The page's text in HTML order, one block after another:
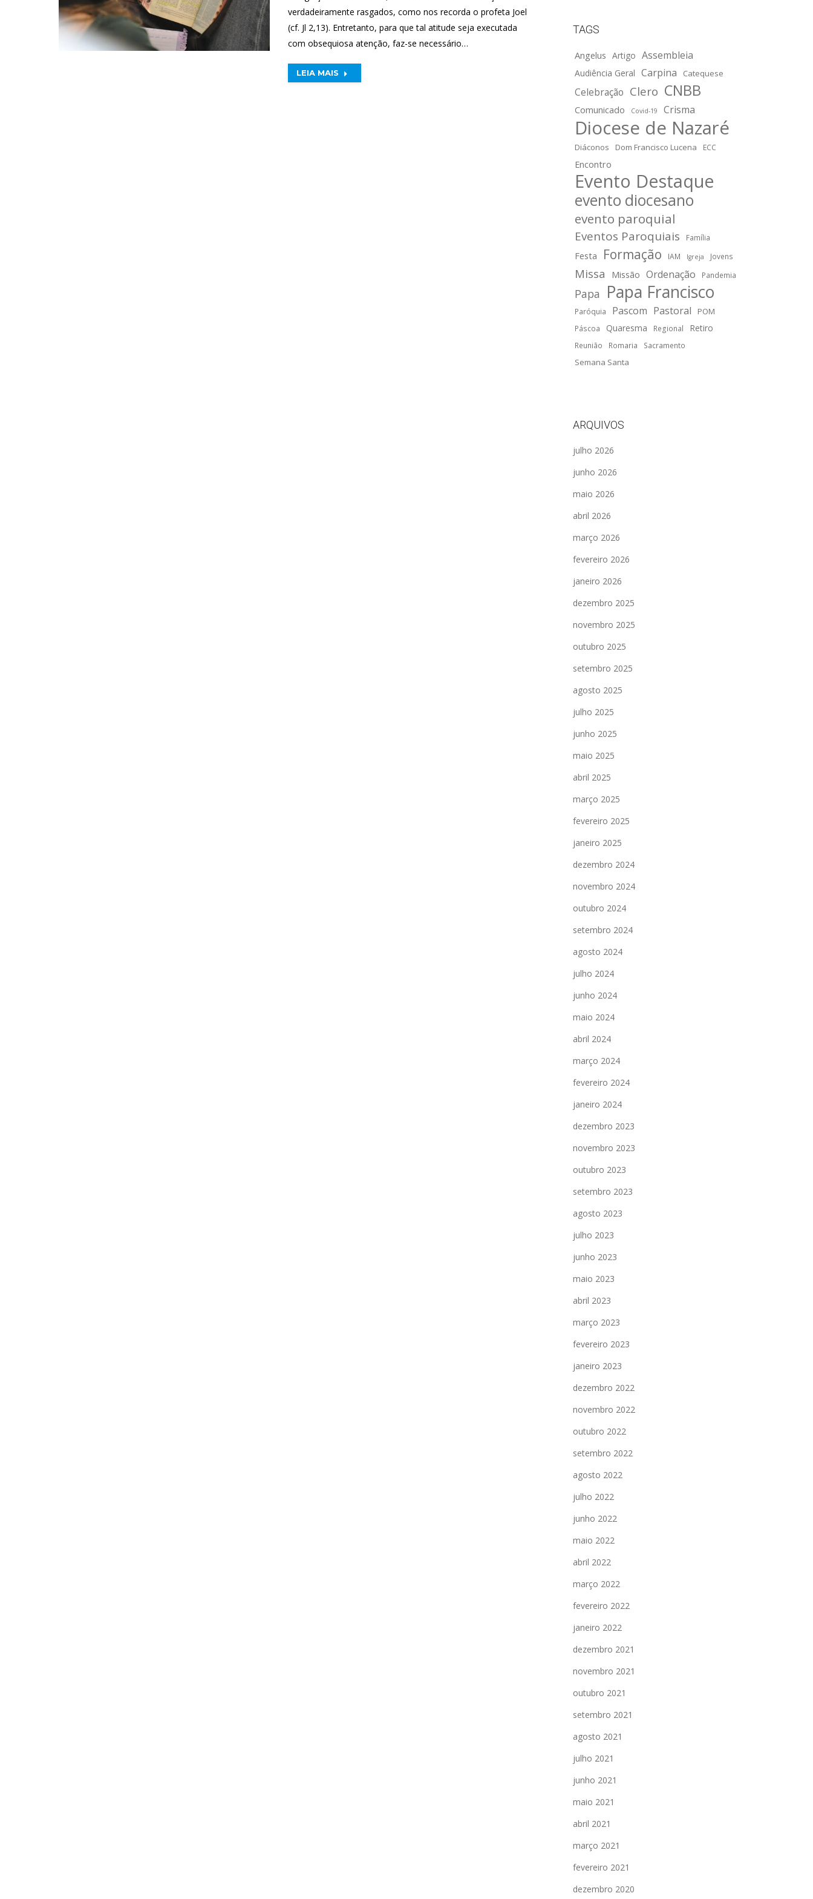
verdadeiramente rasgados, como nos recorda o profeta Joel
(cf. Jl 2,13). Entretanto, para que tal atitude seja executada
com obsequiosa atenção, faz-se necessário…
LEIA MAIS
TAGS
Angelus Artigo Assembleia
Audiência Geral Carpina Catequese
Celebração Clero CNBB
Comunicado Covid-19 Crisma
Diocese de Nazaré
Diáconos Dom Francisco Lucena ECC
Encontro
Evento Destaque
evento diocesano
evento paroquial
Eventos Paroquiais Família
Festa Formação IAM Igreja Jovens
Missa Missão Ordenação Pandemia
Papa Papa Francisco
Paróquia Pascom Pastoral POM
Páscoa Quaresma Regional Retiro
Reunião Romaria Sacramento
Semana Santa
ARQUIVOS
julho 2026
junho 2026
maio 2026
abril 2026
março 2026
fevereiro 2026
janeiro 2026
dezembro 2025
novembro 2025
outubro 2025
setembro 2025
agosto 2025
julho 2025
junho 2025
maio 2025
abril 2025
março 2025
fevereiro 2025
janeiro 2025
dezembro 2024
novembro 2024
outubro 2024
setembro 2024
agosto 2024
julho 2024
junho 2024
maio 2024
abril 2024
março 2024
fevereiro 2024
janeiro 2024
dezembro 2023
novembro 2023
outubro 2023
setembro 2023
agosto 2023
julho 2023
junho 2023
maio 2023
abril 2023
março 2023
fevereiro 2023
janeiro 2023
dezembro 2022
novembro 2022
outubro 2022
setembro 2022
agosto 2022
julho 2022
junho 2022
maio 2022
abril 2022
março 2022
fevereiro 2022
janeiro 2022
dezembro 2021
novembro 2021
outubro 2021
setembro 2021
agosto 2021
julho 2021
junho 2021
maio 2021
abril 2021
março 2021
fevereiro 2021
dezembro 2020